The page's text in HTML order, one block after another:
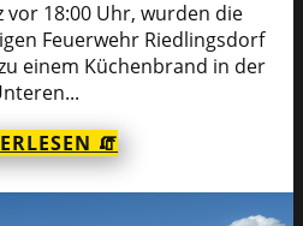
vor 18:00 Uhr, wurden die
Feuerwehr Riedlingsdorf
einem Küchenbrand in der
🧯